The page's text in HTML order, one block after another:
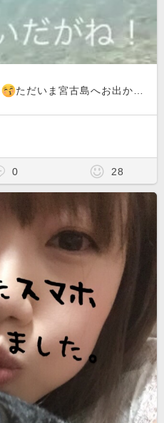
ただいま宮古島へお出かけ中！昨日は新城ビーチへ
0 28